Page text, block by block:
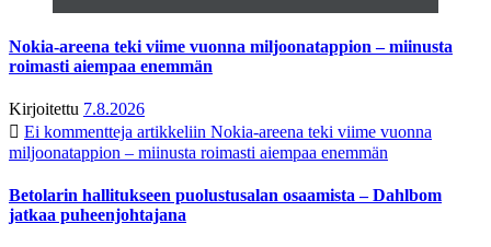
Nokia-areena teki viime vuonna miljoonatappion – miinusta
roimasti aiempaa enemmän
Kirjoitettu 7.8.2026
Ei kommentteja artikkeliin Nokia-areena teki viime vuonna
miljoonatappion – miinusta roimasti aiempaa enemmän
Betolarin hallitukseen puolustusalan osaamista – Dahlbom
jatkaa puheenjohtajana